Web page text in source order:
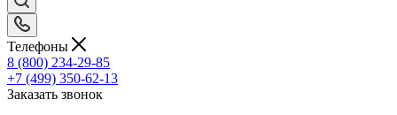
Телефоны
8 (800) 234-29-85
+7 (499) 350-62-13
Заказать звонок